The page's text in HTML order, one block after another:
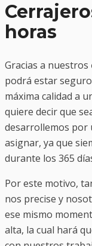
horas
Gracias a nuestros
podrá estar
máxima calidad a
quiere decir que
desarrollemos por
asignar, ya que
durante los 365
Por este motivo,
nos precise y
ese mismo
alta, la cual hará